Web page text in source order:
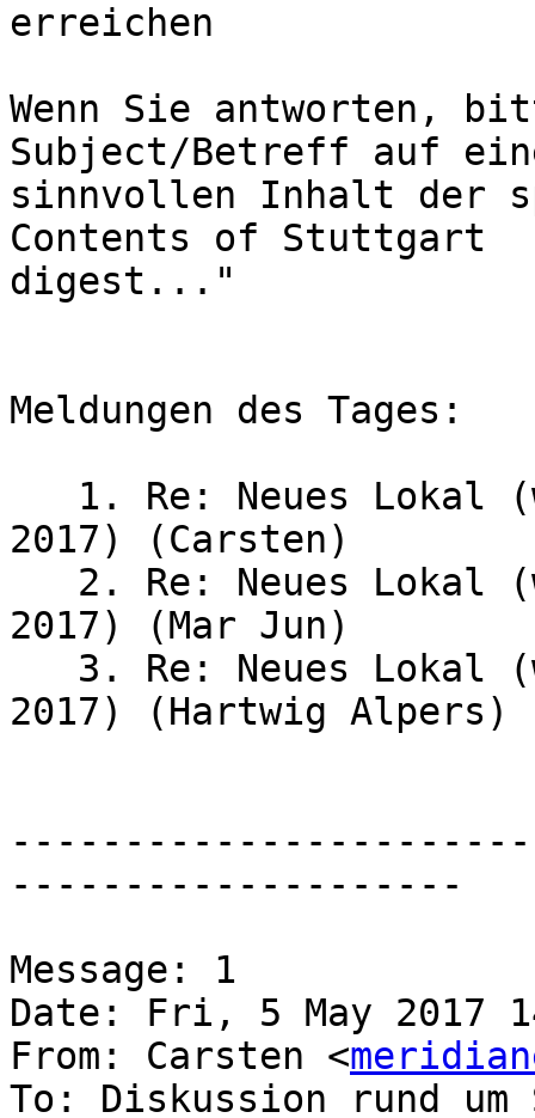
erreichen
Wenn Sie antworten,
Subject/Betreff auf
sinnvollen Inhalt der
Contents of Stuttgart
digest..."
Meldungen des Tages:
2017) (Carsten)
2017) (Mar Jun)
2017) (Hartwig Alpers)
--------------------
Message: 1
Date: Fri, 5 May 2017
From: Carsten <
To: Diskussion rund